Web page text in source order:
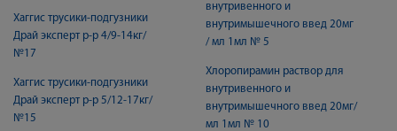
Хаггис трусики-подгузники
Драй эксперт р-р 4/9-14кг/
№17
Хаггис трусики-подгузники
Драй эксперт р-р 5/12-17кг/
№15
внутривенного и
внутримышечного введ 20мг
/ мл 1мл № 5
Хлоропирамин раствор для
внутривенного и
внутримышечного введ 20мг/
мл 1мл № 10